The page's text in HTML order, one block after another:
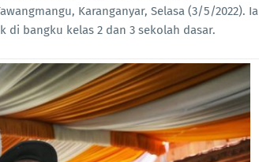
Karanganyar, Selasa (3/5/2022). Ia
di bangku kelas 2 dan 3 sekolah dasar.